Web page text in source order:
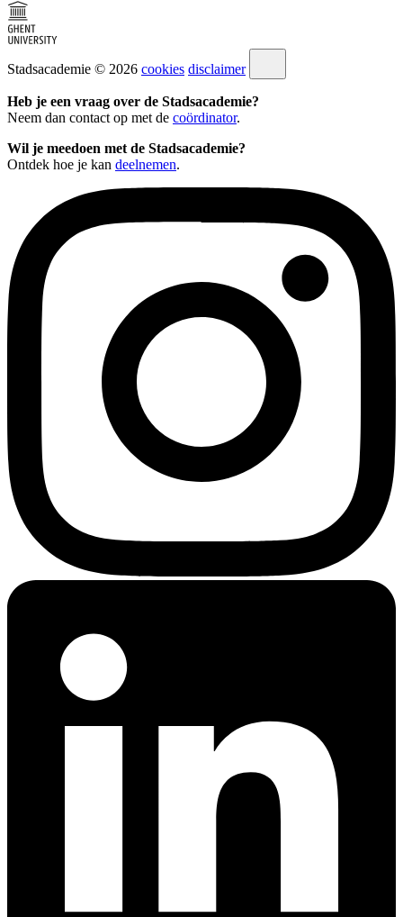
Stadsacademie © 2026 cookies disclaimer
Heb je een vraag over de Stadsacademie?
Neem dan contact op met de coördinator.
Wil je meedoen met de Stadsacademie?
Ontdek hoe je kan deelnemen.